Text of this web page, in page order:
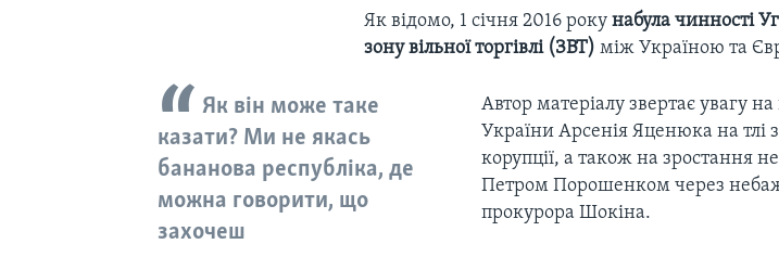
Як відомо, 1 січня 2016 рокунабула чинності
зону вільної торгівлі (ЗВТ)між Україною та
Як він може таке
казати? Ми не якась
бананова республіка, де
можна говорити, що
захочеш
Автор матеріалу звертає увагу
України Арсенія Яценюка на тлі
корупції, а також на зростання
Петром Порошенком через
прокурора Шокіна.